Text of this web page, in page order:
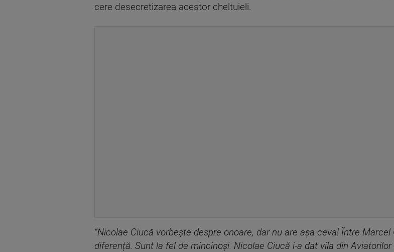
cere desecretizarea acestor cheltuieli.
”Nicolae Ciucă vorbește despre onoare, dar nu are așa ceva! Între
diferență. Sunt la fel de mincinoși. Nicolae Ciucă i-a dat vila din